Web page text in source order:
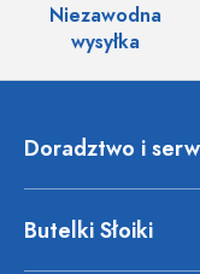
Niezawodna
wysyłka
Doradztwo i
Butelki Słoiki